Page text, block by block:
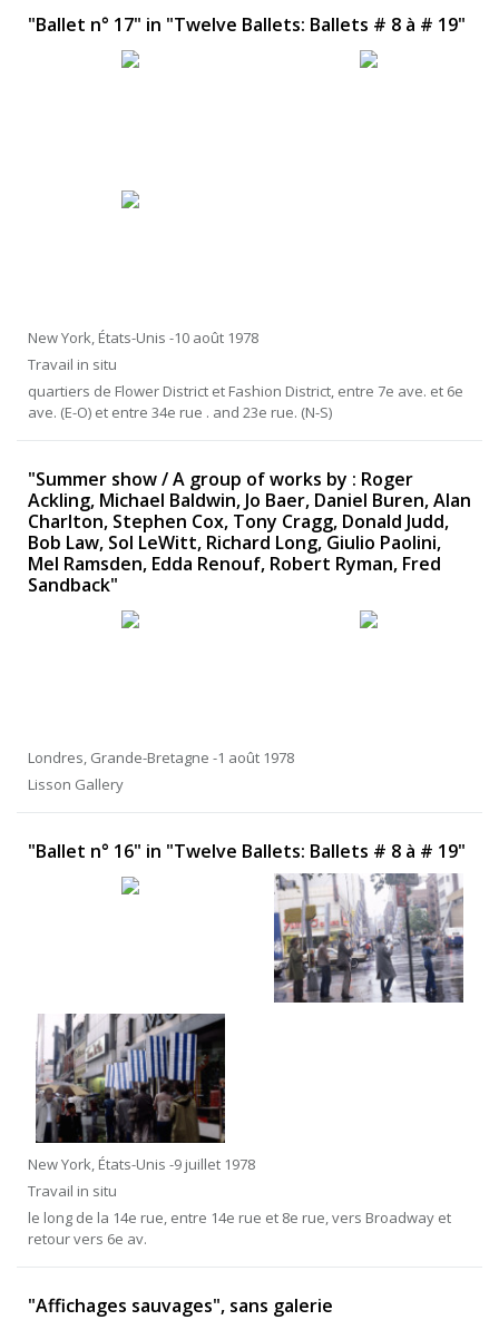
"Ballet n° 17" in "Twelve Ballets: Ballets # 8 à # 19"
New York, États-Unis -10 août 1978
Travail in situ
quartiers de Flower District et Fashion District, entre 7e ave. et 6e
ave. (E-O) et entre 34e rue . and 23e rue. (N-S)
"Summer show / A group of works by : Roger
Ackling, Michael Baldwin, Jo Baer, Daniel Buren, Alan
Charlton, Stephen Cox, Tony Cragg, Donald Judd,
Bob Law, Sol LeWitt, Richard Long, Giulio Paolini,
Mel Ramsden, Edda Renouf, Robert Ryman, Fred
Sandback"
Londres, Grande-Bretagne -1 août 1978
Lisson Gallery
"Ballet n° 16" in "Twelve Ballets: Ballets # 8 à # 19"
New York, États-Unis -9 juillet 1978
Travail in situ
le long de la 14e rue, entre 14e rue et 8e rue, vers Broadway et
retour vers 6e av.
"Affichages sauvages", sans galerie